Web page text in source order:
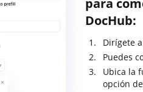
para
DocHub:
Dirígete
Puedes
Ubica la
opción